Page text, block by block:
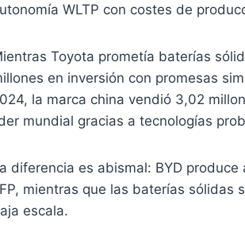
WLTP con costes de
Toyota prometía baterías
en inversión con promesas
la marca china vendió 3,02
mundial gracias a tecnologías
diferencia es abismal: BYD
mientras que las baterías sólidas
escala.